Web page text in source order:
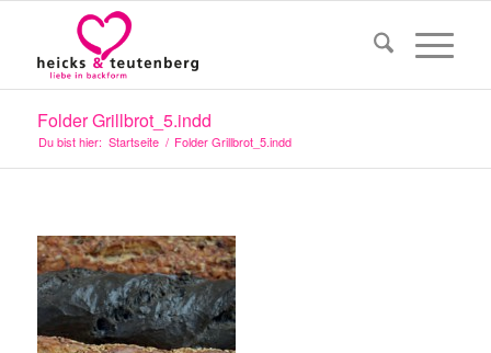
Folder Grillbrot_5.indd
Du bist hier: Startseite / Folder Grillbrot_5.indd